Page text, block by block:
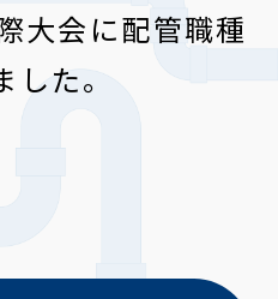
大会に配管職種
した。